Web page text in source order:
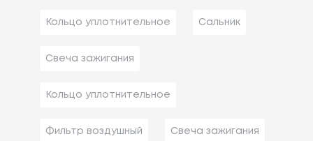
Кольцо уплотнительное Сальник
Свеча зажигания
Кольцо уплотнительное
Фильтр воздушный Свеча зажигания